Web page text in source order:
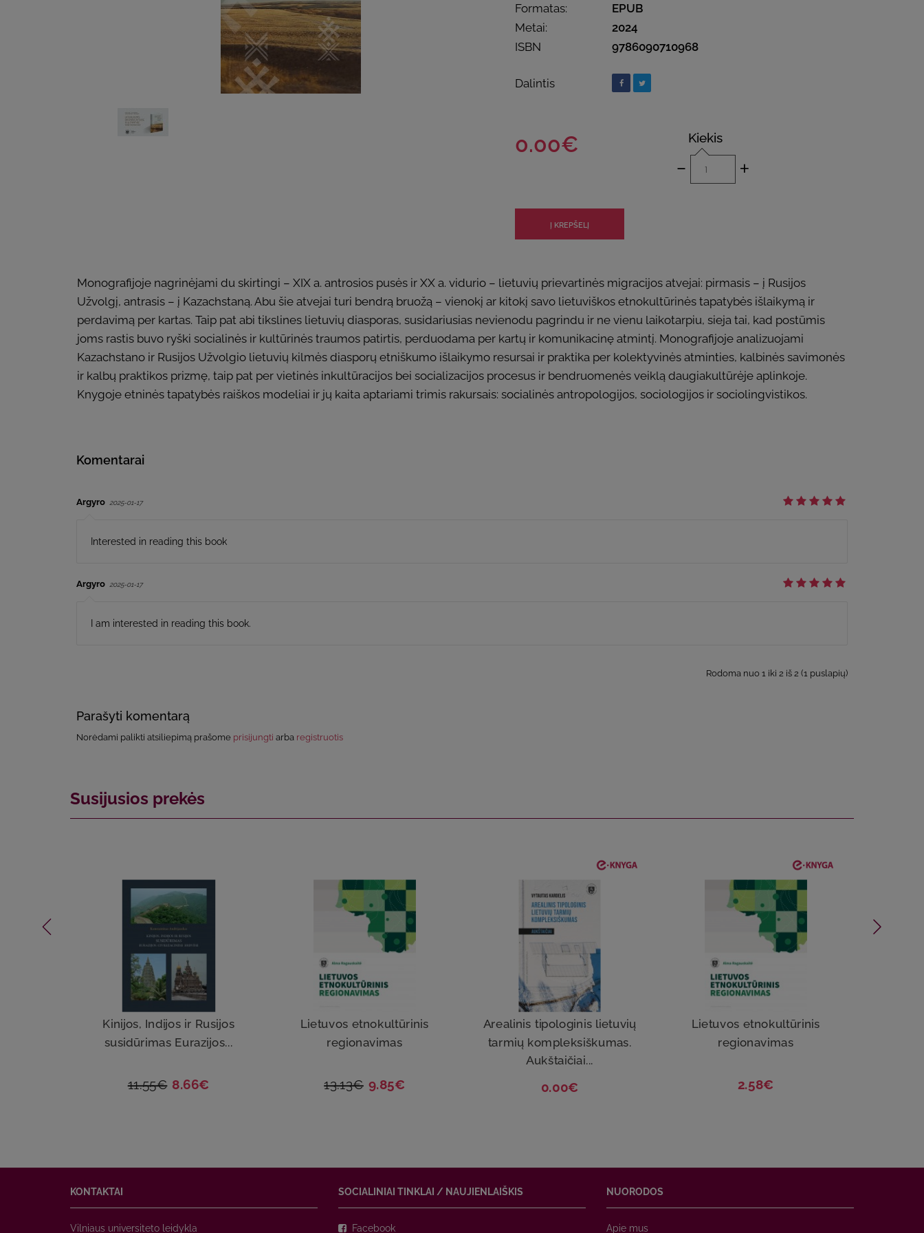
Formatas:
EPUB
Metai:
2024
ISBN
9786090710968
Dalintis
0.00€ Kiekis
- +
Monografijoje nagrinėjami du skirtingi – XIX a. antrosios pusės ir XX a. vidurio – lietuvių prievartinės migracijos atvejai: pirmasis – į Rusijos
Užvolgį, antrasis – į Kazachstaną. Abu šie atvejai turi bendrą bruožą – vienokį ar kitokį savo lietuviškos etnokultūrinės tapatybės išlaikymą ir
perdavimą per kartas. Taip pat abi tikslines lietuvių diasporas, susidariusias nevienodu pagrindu ir ne vienu laikotarpiu, sieja tai, kad postūmis
joms rastis buvo ryški socialinės ir kultūrinės traumos patirtis, perduodama per kartų ir komunikacinę atmintį. Monografijoje analizuojami
Kazachstano ir Rusijos Užvolgio lietuvių kilmės diasporų etniškumo išlaikymo resursai ir praktika per kolektyvinės atminties, kalbinės savimonės
ir kalbų praktikos prizmę, taip pat per vietinės inkultūracijos bei socializacijos procesus ir bendruomenės veiklą daugiakultūrėje aplinkoje.
Knygoje etninės tapatybės raiškos modeliai ir jų kaita aptariami trimis rakursais: socialinės antropologijos, sociologijos ir sociolingvistikos.
Komentarai
Argyro 2025-01-17
Interested in reading this book
Argyro 2025-01-17
I am interested in reading this book.
Rodoma nuo 1 iki 2 iš 2 (1 puslapių)
Parašyti komentarą
Norėdami palikti atsiliepimą prašome prisijungti arba registruotis
Susijusios prekės
Kinijos, Indijos ir Rusijos
susidūrimas Eurazijos...
11.55€ 8.66€
Lietuvos etnokultūrinis
regionavimas
13.13€ 9.85€
Arealinis tipologinis lietuvių
tarmių kompleksiškumas.
Aukštaičiai...
0.00€
Lietuvos etnokultūrinis
regionavimas
2.58€
KONTAKTAI
Vilniaus universiteto leidykla
SOCIALINIAI TINKLAI / NAUJIENLAIŠKIS
Facebook
NUORODOS
Apie mus